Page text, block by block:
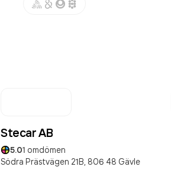
Stecar AB
5.01 omdömen
Södra Prästvägen 21B, 806 48 Gävle